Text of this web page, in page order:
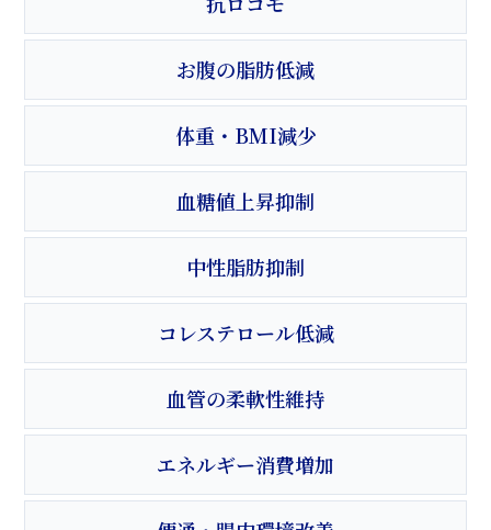
お腹の脂肪低減
体重・BMI減少
血糖値上昇抑制
中性脂肪抑制
コレステロール低減
血管の柔軟性維持
エネルギー消費増加